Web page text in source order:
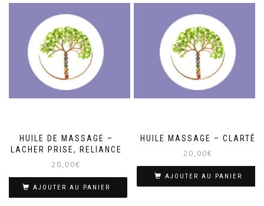
HUILE DE MASSAGE –
LACHER PRISE, RELIANCE
20,00€
AJOUTER AU PANIER
HUILE MASSAGE – CLARTÉ
20,00€
AJOUTER AU PANIER